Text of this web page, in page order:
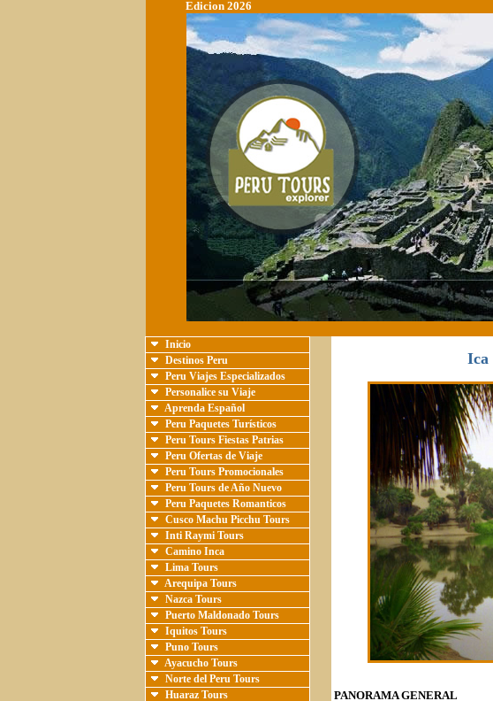
Edicion 2026
Inicio
Destinos Peru
Peru Viajes Especializados
Personalice su Viaje
Aprenda Español
Peru Paquetes Turísticos
Peru Tours Fiestas Patrias
Peru Ofertas de Viaje
Peru Tours Promocionales
Peru Tours de Año Nuevo
Peru Paquetes Romanticos
Cusco Machu Picchu Tours
Inti Raymi Tours
Camino Inca
Lima Tours
Arequipa Tours
Nazca Tours
Puerto Maldonado Tours
Iquitos Tours
Puno Tours
Ayacucho Tours
Norte del Peru Tours
Huaraz Tours
Ica
PANORAMA GENERAL